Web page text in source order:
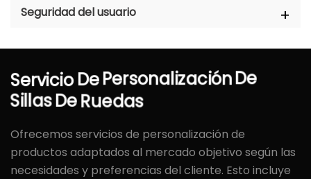
Seguridad del usuario
ServicioDePersonalizaciónDe
SillasDeRuedas
Ofrecemos servicios de personalización de
productos adaptados al mercado objetivo según las
necesidades y preferencias del cliente. Esto incluye